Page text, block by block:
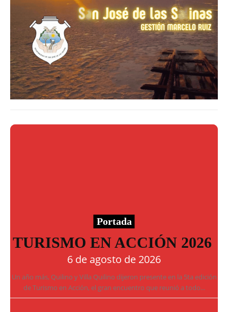
Portada
TURISMO EN ACCIÓN 2026
6 de agosto de 2026
Un año más, Quilino y Villa Quilino dijeron presente en la 5ta edición
de Turismo en Acción, el gran encuentro que reunió a todo...